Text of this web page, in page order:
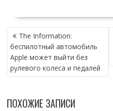
НАВИГАЦИЯ
ПО
ЗАПИСЯМ
The Information:
беспилотный автомобиль
Apple может выйти без
рулевого колеса и педалей
ПОХОЖИЕ ЗАПИСИ